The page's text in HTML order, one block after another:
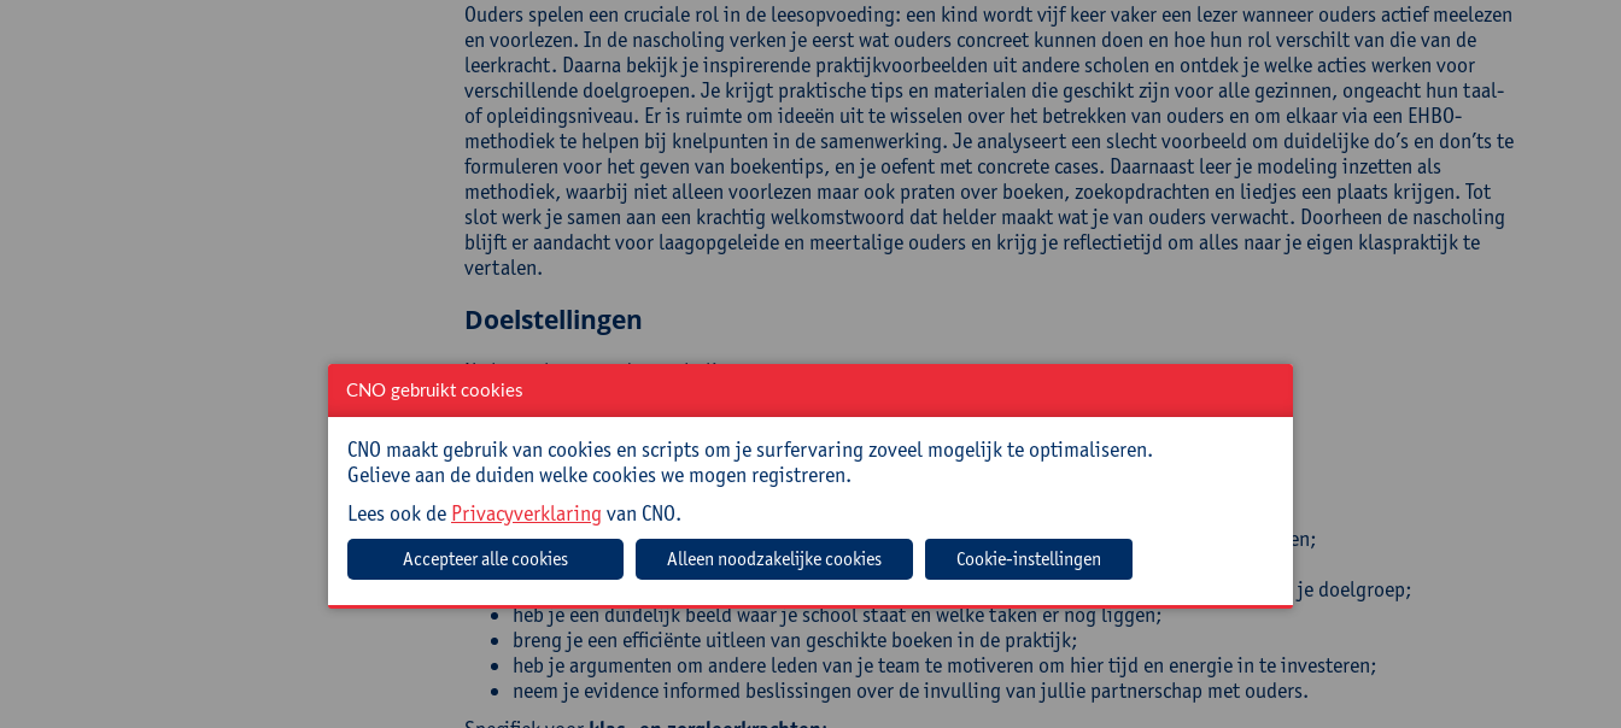
Ouders spelen een cruciale rol in de leesopvoeding: een kind wordt vijf keer vaker een lezer wanneer ouders actief meelezen
en voorlezen. In de nascholing verken je eerst wat ouders concreet kunnen doen en hoe hun rol verschilt van die van de
leerkracht. Daarna bekijk je inspirerende praktijkvoorbeelden uit andere scholen en ontdek je welke acties werken voor
verschillende doelgroepen. Je krijgt praktische tips en materialen die geschikt zijn voor alle gezinnen, ongeacht hun taal-
of opleidingsniveau. Er is ruimte om ideeën uit te wisselen over het betrekken van ouders en om elkaar via een EHBO-
methodiek te helpen bij knelpunten in de samenwerking. Je analyseert een slecht voorbeeld om duidelijke do’s en don’ts te
formuleren voor het geven van boekentips, en je oefent met concrete cases. Daarnaast leer je modeling inzetten als
methodiek, waarbij niet alleen voorlezen maar ook praten over boeken, zoekopdrachten en liedjes een plaats krijgen. Tot
slot werk je samen aan een krachtig welkomstwoord dat helder maakt wat je van ouders verwacht. Doorheen de nascholing
blijft er aandacht voor laagopgeleide en meertalige ouders en krijg je reflectietijd om alles naar je eigen klaspraktijk te
vertalen.
Doelstellingen
Na het volgen van de nascholing:
zet je met je team verdere stappen in beleidsvoering en visieontwikkeling rond dit thema.
directies, zorgcoördinatoren, beleidsondersteuners
benoem je de stappen op schoolniveau om tot succesvolle praktijkacties met ouders te komen;
neem je ouders als partners op in (bestaande) taal- en leesplannen;
kies je effectieve ouderactiviteiten, gericht op de doelen uit jouw leesbeleid en op maat van je doelgroep;
heb je een duidelijk beeld waar je school staat en welke taken er nog liggen;
breng je een efficiënte uitleen van geschikte boeken in de praktijk;
heb je argumenten om andere leden van je team te motiveren om hier tijd en energie in te investeren;
neem je evidence informed beslissingen over de invulling van jullie partnerschap met ouders.
CNO gebruikt cookies
CNO maakt gebruik van cookies en scripts om je surfervaring zoveel mogelijk te optimaliseren.
Gelieve aan de duiden welke cookies we mogen registreren.
Lees ook de Privacyverklaring van CNO.
Cookie-instellingen